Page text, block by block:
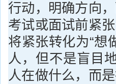
行动，明确方向
考试或面试前紧
将紧张转化为“想
人，但不是盲目
人在做什么，而